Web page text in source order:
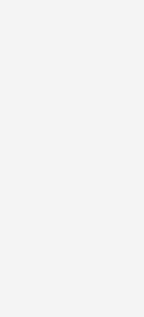
und Nicole Weinhold)